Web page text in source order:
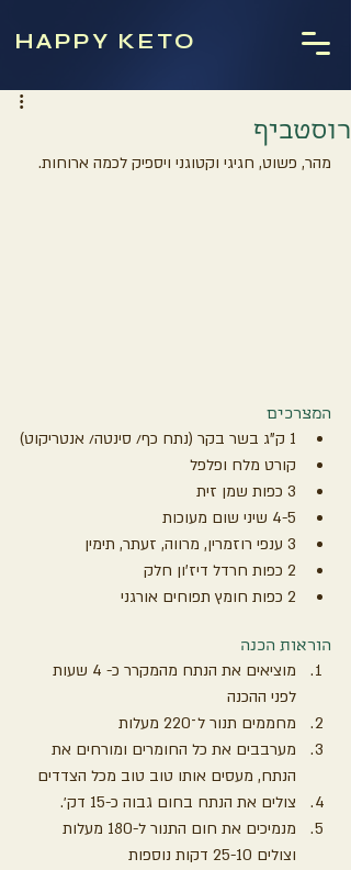
HAPPY KETO
רוסטביף
מהר, פשוט, חגיגי וקטוגני ויספיק לכמה ארוחות.
המצרכים
1 ק"ג בשר בקר (נתח כף/ סינטה/ אנטריקוט)
קורט מלח ופלפל
3 כפות שמן זית
4-5 שיני שום מעוכות
3 ענפי רוזמרין, מרווה, זעתר, תימין
2 כפות חרדל דיז'ון חלק
2 כפות חומץ תפוחים אורגני
הוראות הכנה
מוציאים את הנתח מהמקרר כ- 4 שעות
לפני ההכנה
מחממים תנור ל־220 מעלות
מערבבים את כל החומרים ומורחים את
הנתח, מעסים אותו טוב טוב מכל הצדדים
צולים את הנתח בחום גבוה כ-15 דק׳.
מנמיכים את חום התנור ל-180 מעלות
וצולים 25-10 דקות נוספות